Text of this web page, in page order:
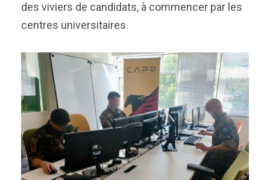
des viviers de candidats, à commencer par les
centres universitaires.